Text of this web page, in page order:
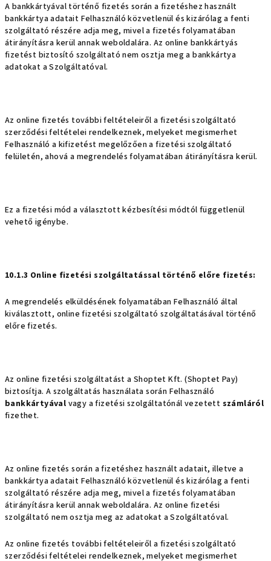
A bankkártyával történő fizetés során a fizetéshez használt
bankkártya adatait Felhasználó közvetlenül és kizárólag a fenti
szolgáltató részére adja meg, mivel a fizetés folyamatában
átirányításra kerül annak weboldalára. Az online bankkártyás
fizetést biztosító szolgáltató nem osztja meg a bankkártya
adatokat a Szolgáltatóval.
Az online fizetés további feltételeiről a fizetési szolgáltató
szerződési feltételei rendelkeznek, melyeket megismerhet
Felhasználó a kifizetést megelőzően a fizetési szolgáltató
felületén, ahová a megrendelés folyamatában átirányításra kerül.
Ez a fizetési mód a választott kézbesítési módtól függetlenül
vehető igénybe.
10.1.3 Online fizetési szolgáltatással történő előre fizetés:
A megrendelés elküldésének folyamatában Felhasználó által
kiválasztott, online fizetési szolgáltató szolgáltatásával történő
előre fizetés.
Az online fizetési szolgáltatást a Shoptet Kft. (Shoptet Pay)
biztosítja. A szolgáltatás használata során Felhasználó
bankkártyával vagy a fizetési szolgáltatónál vezetett számláról
fizethet.
Az online fizetés során a fizetéshez használt adatait, illetve a
bankkártya adatait Felhasználó közvetlenül és kizárólag a fenti
szolgáltató részére adja meg, mivel a fizetés folyamatában
átirányításra kerül annak weboldalára. Az online fizetési
szolgáltató nem osztja meg az adatokat a Szolgáltatóval.
Az online fizetés további feltételeiről a fizetési szolgáltató
szerződési feltételei rendelkeznek, melyeket megismerhet